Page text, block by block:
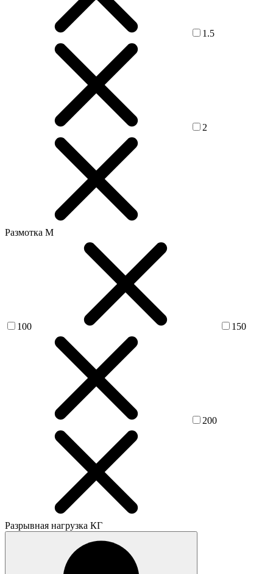
1.5
2
Размотка М
100 150
200
Разрывная нагрузка КГ